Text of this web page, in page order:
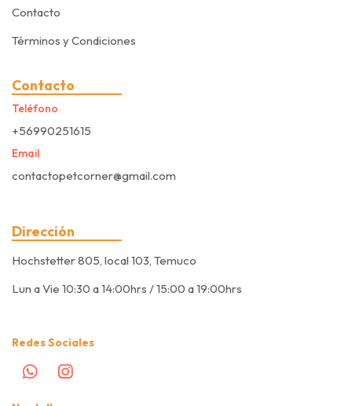
Contacto
Términos y Condiciones
Contacto
Teléfono
+56990251615
Email
contactopetcorner@gmail.com
Dirección
Hochstetter 805, local 103, Temuco
Lun a Vie 10:30 a 14:00hrs / 15:00 a 19:00hrs
Redes Sociales